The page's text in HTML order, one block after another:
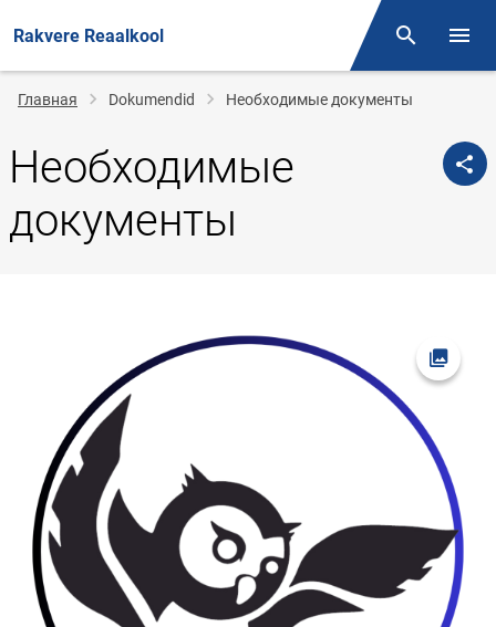
Rakvere Reaalkool Поиск
Строка
навигации
Главная Dokumendid Необходимые документы
Необходимые
документы